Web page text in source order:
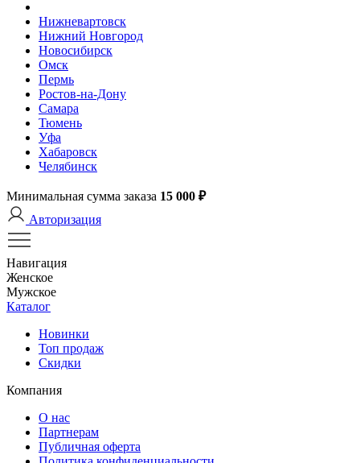
Нижневартовск
Нижний Новгород
Новосибирск
Омск
Пермь
Ростов-на-Дону
Самара
Тюмень
Уфа
Хабаровск
Челябинск
Минимальная сумма заказа 15 000 ₽
Авторизация
Навигация
Женское
Мужское
Каталог
Новинки
Топ продаж
Скидки
Компания
О нас
Партнерам
Публичная оферта